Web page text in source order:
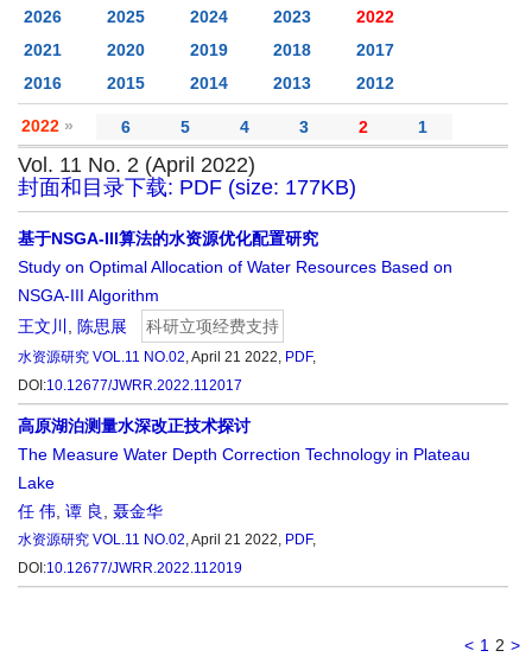
2026 2025 2024 2023
2022
2021
2020 2019 2018
2017
2016
2015 2014 2013 2012
2022 » 6 5 4 3 2 1
Vol. 11 No. 2 (April 2022)
封面和目录下载: PDF (size: 177KB)
基于NSGA-III算法的水资源优化配置研究
Study on Optimal Allocation of Water Resources Based on
NSGA-III Algorithm
王文川
陈思展 科研立项经费支持
水资源研究 VOL.11 NO.02, April 21 2022, PDF,
DOI:10.12677/JWRR.2022.112017
高原湖泊测量水深改正技术探讨
The Measure Water Depth Correction Technology in Plateau
Lake
任 伟 谭 良 聂金华
水资源研究 VOL.11 NO.02, April 21 2022, PDF,
DOI:10.12677/JWRR.2022.112019
< 1 2 >